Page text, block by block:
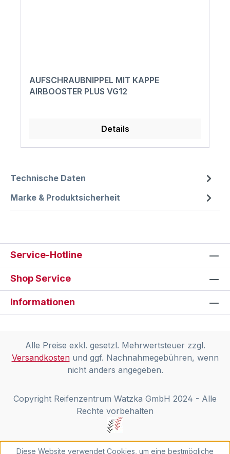
AUFSCHRAUBNIPPEL MIT KAPPE
AIRBOOSTER PLUS VG12
Details
Technische Daten
Marke & Produktsicherheit
Service-Hotline
Shop Service
Informationen
Alle Preise exkl. gesetzl. Mehrwertsteuer zzgl.
Versandkostenund ggf. Nachnahmegebühren, wenn
nicht anders angegeben.
Copyright Reifenzentrum Watzka GmbH 2024 - Alle
Rechte vorbehalten
Diese Website verwendet Cookies, um eine bestmögliche